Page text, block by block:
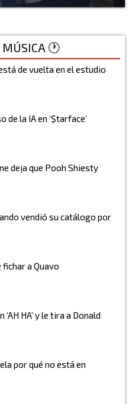
🕐
de vuelta en el estudio
de la IA en ‘$tarface’
deja que Pooh Shiesty
vendió su catálogo por
fichar a Quavo
HA’ y le tira a Donald
por qué no está en